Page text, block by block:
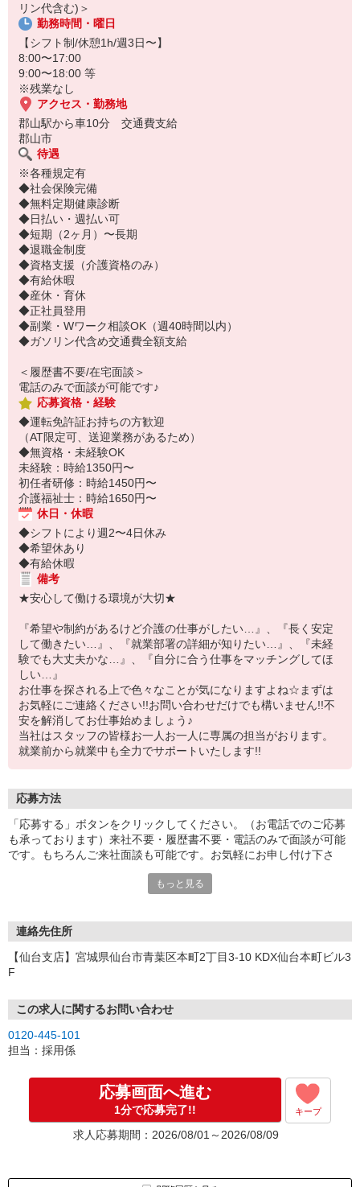
未経験の方も大歓迎です◎
20代・30代・40代・50代幅広く活躍中！
日払い・週払いも対応可能☆
利用希望される方はお気軽にご相談ください。
リン代含む)＞
勤務時間・曜日
【シフト制/休憩1h/週3日〜】
8:00〜17:00
9:00〜18:00 等
※残業なし
アクセス・勤務地
郡山駅から車10分 交通費支給
郡山市
待遇
※各種規定有
◆社会保険完備
◆無料定期健康診断
◆日払い・週払い可
◆短期（2ヶ月）〜長期
◆退職金制度
◆資格支援（介護資格のみ）
◆有給休暇
◆産休・育休
◆正社員登用
◆副業・Wワーク相談OK（週40時間以内）
◆ガソリン代含め交通費全額支給
＜履歴書不要/在宅面談＞
電話のみで面談が可能です♪
応募資格・経験
◆運転免許証お持ちの方歓迎
（AT限定可、送迎業務があるため）
◆無資格・未経験OK
未経験：時給1350円〜
初任者研修：時給1450円〜
介護福祉士：時給1650円〜
休日・休暇
◆シフトにより週2〜4日休み
◆希望休あり
◆有給休暇
備考
★安心して働ける環境が大切★
『希望や制約があるけど介護の仕事がしたい…』、『長く安定
して働きたい…』、『就業部署の詳細が知りたい…』、『未経
験でも大丈夫かな…』、『自分に合う仕事をマッチングしてほ
しい…』
お仕事を探される上で色々なことが気になりますよね☆まずは
お気軽にご連絡ください!!お問い合わせだけでも構いません!!不
安を解消してお仕事始めましょう♪
当社はスタッフの皆様お一人お一人に専属の担当がおります。
就業前から就業中も全力でサポートいたします!!
応募方法
「応募する」ボタンをクリックしてください。（お電話でのご応募
も承っております）来社不要・履歴書不要・電話のみで面談が可能
です。もちろんご来社面談も可能です。お気軽にお申し付け下さ
もっと見る
連絡先住所
【仙台支店】宮城県仙台市青葉区本町2丁目3-10 KDX仙台本町ビル3
F
この求人に関するお問い合わせ
0120-445-101
担当：採用係
応募画面へ進む
1分で応募完了!! キープ
求人応募期間：2026/08/01～2026/08/09